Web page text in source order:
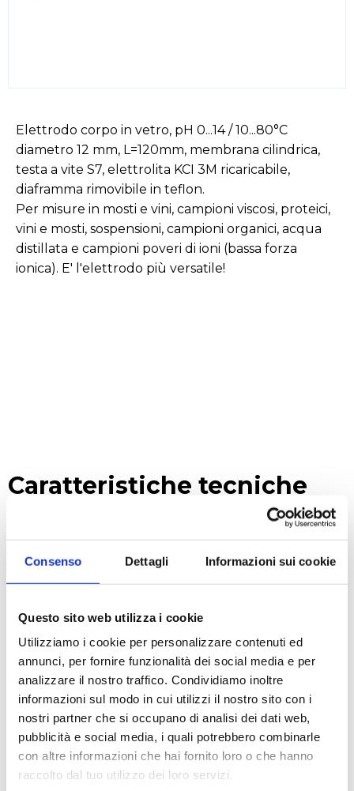
Consenso Dettagli Informazioni sui cookie
Questo sito web utilizza i cookie
Utilizziamo i cookie per personalizzare contenuti ed
annunci, per fornire funzionalità dei social media e per
analizzare il nostro traffico. Condividiamo inoltre
informazioni sul modo in cui utilizzi il nostro sito con i
nostri partner che si occupano di analisi dei dati web,
pubblicità e social media, i quali potrebbero combinarle
con altre informazioni che hai fornito loro o che hanno
raccolto dal tuo utilizzo dei loro servizi.
Elettrodo corpo in vetro, pH 0...14 / 10...80°C
diametro 12 mm, L=120mm, membrana cilindrica,
testa a vite S7, elettrolita KCI 3M ricaricabile,
diaframma rimovibile in teflon.
Per misure in mosti e vini, campioni viscosi, proteici,
vini e mosti, sospensioni, campioni organici, acqua
distillata e campioni poveri di ioni (bassa forza
ionica). E' l'elettrodo più versatile!
Caratteristiche tecniche
Campo di temperatura: 10 ÷ +80°C
Diaframma: Teflon a collare
Elettrolita: KCl 3M
Testa o connettore: S7
Lunghezza: 120mm
Diametro: 12mm
Forma della membrana: Cilindrica